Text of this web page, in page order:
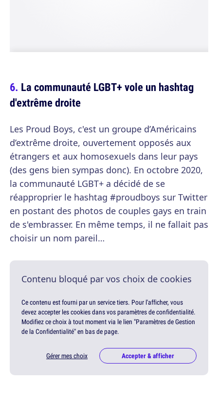
La communauté LGBT+ vole un hashtag
d'extrême droite
Les Proud Boys, c'est un groupe d’Américains
d’extrême droite, ouvertement opposés aux
étrangers et aux homosexuels dans leur pays
(des gens bien sympas donc). En octobre 2020,
la communauté LGBT+ a décidé de se
réapproprier le hashtag #proudboys sur Twitter
en postant des photos de couples gays en train
de s'embrasser. En même temps, il ne fallait pas
choisir un nom pareil…
Contenu bloqué par vos choix de cookies
Ce contenu est fourni par un service tiers. Pour l'afficher, vous
devez accepter les cookies dans vos paramètres de confidentialité.
Modifiez ce choix à tout moment via le lien "Paramètres de Gestion
de la Confidentialité" en bas de page.
Gérer mes choix Accepter & afficher